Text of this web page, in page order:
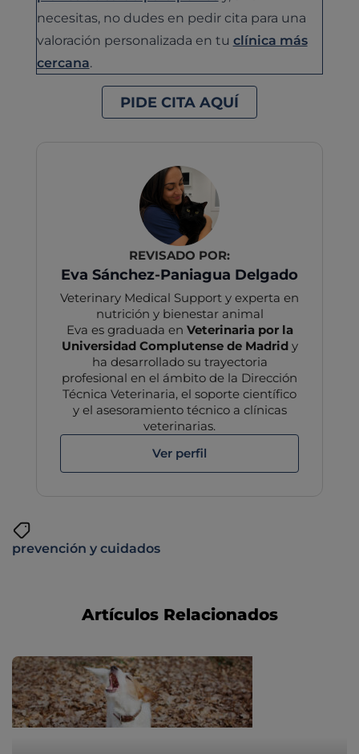
necesitas, no dudes en pedir cita para una
valoración personalizada en tu clínica más
cercana.
PIDE CITA AQUÍ
REVISADO POR:
Eva Sánchez-Paniagua Delgado
Veterinary Medical Support y experta en
nutrición y bienestar animal
Eva es graduada en Veterinaria por la
Universidad Complutense de Madridy
ha desarrollado su trayectoria
profesional en el ámbito de la Dirección
Técnica Veterinaria, el soporte científico
y el asesoramiento técnico a clínicas
veterinarias.
Ver perfil
prevención y cuidados
Artículos Relacionados